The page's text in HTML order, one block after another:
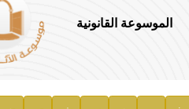
الموسوعة القانونية